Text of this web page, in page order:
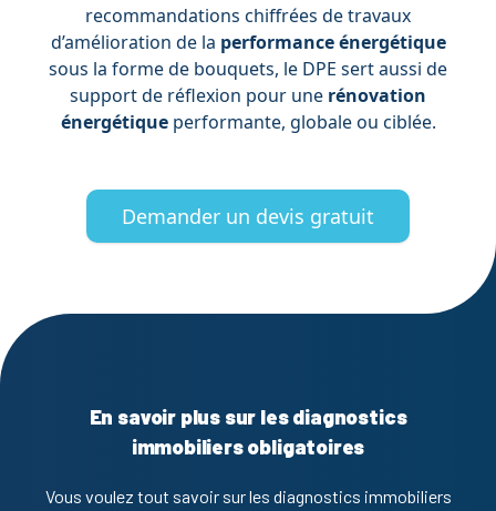
recommandations chiffrées de travaux
d’amélioration de la performance énergétique
sous la forme de bouquets, le DPE sert aussi de
support de réflexion pour une rénovation
énergétiqueperformante, globale ou ciblée.
Demander un devis gratuit
En savoir plus sur les diagnostics
immobiliers obligatoires
Vous voulez tout savoir sur les diagnostics immobiliers